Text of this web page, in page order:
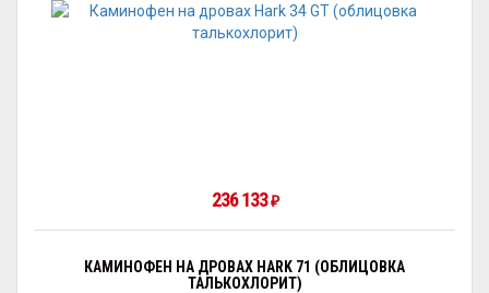
236 133 ₽
КАМИНОФЕН НА ДРОВАХ HARK 71 (ОБЛИЦОВКА
ТАЛЬКОХЛОРИТ)